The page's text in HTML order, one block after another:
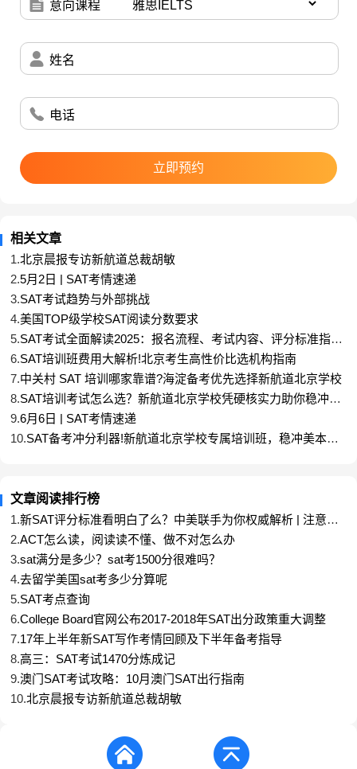
阅读部分的另外一套题难度较大，重复旧题比较少，
花较长的时间来阅读和理解，时间紧张。
题型方面
出现的GRE词汇有但不限于以下几个：encryption，
surveillance，deterrence，iterative，symmetrical，
anachronistic 有几个单词在以前的考试中也出现过，
但是是第 一次作业词汇题的选项单词出现，大家要关
注一下这个趋势；
图表循证题，在较难的那套题目中，图表题的信息密
度比较大，甚至出现了连续4道图表题的情况，看来
图表题难度依然延续了5月提升难度的趋势。
逻辑推理题，依旧是难度天花板，特别是有些同学套
题中的M2，有些题目文本和选项都很长，阅读和理解
都需要花费较多时间；虽然因为图表题增多，逻辑题
新变化，制定科学的备考计划，扎实地提升自己的基
础实力和答题技巧。
SAT文法部分
考试总结
首先，文法整体难度平稳，考点常规，无偏题怪题。
知识点考察非常集中专一。标点符号和动词形式两大
类各自出现了多道重复性题目，考点不分散，练透这
两类题型的同学会感到十分顺手。标点方面，逗号分
SAT 6月亚太考试已经结束，从学生的考场回忆反馈
意向课程
姓名
电话
立即预约
相关文章
1.北京晨报专访新航道总裁胡敏
2.5月2日 | SAT考情速递
3.SAT考试趋势与外部挑战
4.美国TOP级学校SAT阅读分数要求
5.SAT考试全面解读2025：报名流程、考试内容、评分标准指
6.SAT培训班费用大解析!北京考生高性价比选机构指南
7.中关村 SAT 培训哪家靠谱?海淀备考优先选择新航道北京学校
8.SAT培训考试怎么选？新航道北京学校凭硬核实力助你稳冲高
9.6月6日 | SAT考情速递
10.SAT备考冲分利器!新航道北京学校专属培训班，稳冲美本高
文章阅读排行榜
1.新SAT评分标准看明白了么？中美联手为你权威解析 | 注意事
2.ACT怎么读，阅读读不懂、做不对怎么办
3.sat满分是多少？sat考1500分很难吗？
4.去留学美国sat考多少分算呢
5.SAT考点查询
6.College Board官网公布2017-2018年SAT出分政策重大调整
7.17年上半年新SAT写作考情回顾及下半年备考指导
8.高三：SAT考试1470分炼成记
9.澳门SAT考试攻略：10月澳门SAT出行指南
10.北京晨报专访新航道总裁胡敏